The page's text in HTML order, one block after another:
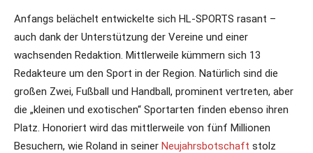
Anfangs belächelt entwickelte sich HL-SPORTS rasant –
auch dank der Unterstützung der Vereine und einer
wachsenden Redaktion. Mittlerweile kümmern sich 13
Redakteure um den Sport in der Region. Natürlich sind die
großen Zwei, Fußball und Handball, prominent vertreten, aber
die „kleinen und exotischen“ Sportarten finden ebenso ihren
Platz. Honoriert wird das mittlerweile von fünf Millionen
Besuchern, wie Roland in seiner Neujahrsbotschaft stolz